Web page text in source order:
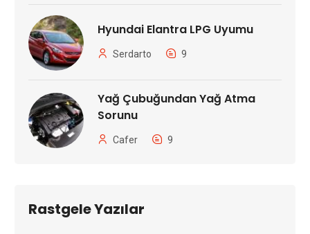
Hyundai Elantra LPG Uyumu
Serdarto 9
Yağ Çubuğundan Yağ Atma
Sorunu
Cafer 9
Rastgele Yazılar